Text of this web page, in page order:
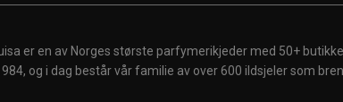
er en av Norges største parfymerikjeder med 50+
og i dag består vår familie av over 600 ildsjeler som